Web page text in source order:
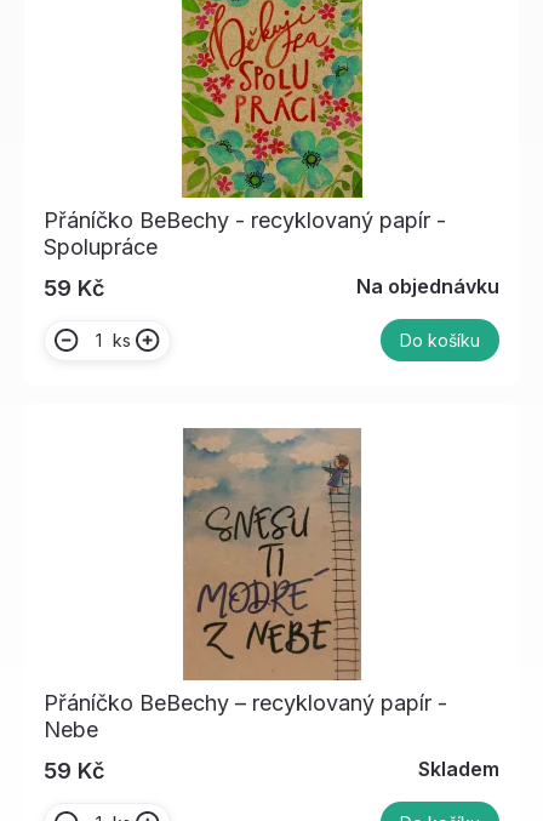
Přáníčko BeBechy - recyklovaný papír -
Spolupráce
59 Kč
Na objednávku
ks Do košíku
Přáníčko BeBechy – recyklovaný papír -
Nebe
59 Kč
Skladem